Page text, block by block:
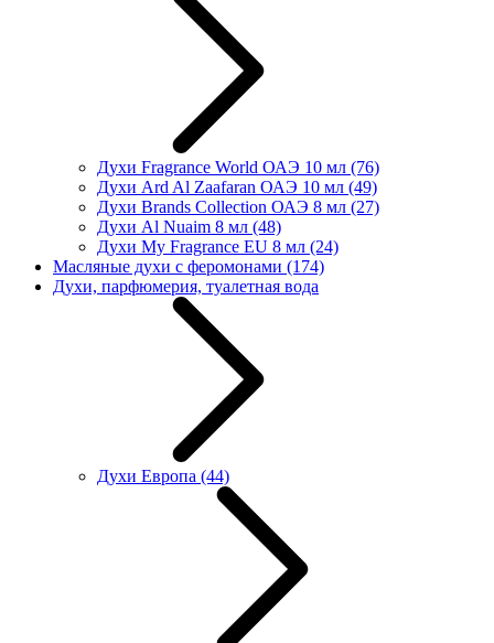
Духи Fragrance World ОАЭ 10 мл (76)
Духи Ard Al Zaafaran ОАЭ 10 мл (49)
Духи Brands Collection ОАЭ 8 мл (27)
Духи Al Nuaim 8 мл (48)
Духи My Fragrance EU 8 мл (24)
Масляные духи с феромонами (174)
Духи, парфюмерия, туалетная вода
Духи Европа (44)